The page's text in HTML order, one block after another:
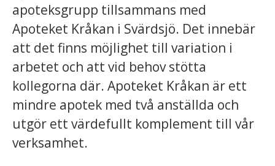
apoteksgrupp tillsammans med
Apoteket Kråkan i Svärdsjö. Det innebär
att det finns möjlighet till variation i
arbetet och att vid behov stötta
kollegorna där. Apoteket Kråkan är ett
mindre apotek med två anställda och
utgör ett värdefullt komplement till vår
verksamhet.